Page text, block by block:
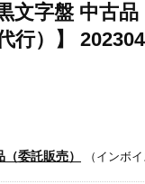
文字盤 中古品
行）】
委託販売） （インボ